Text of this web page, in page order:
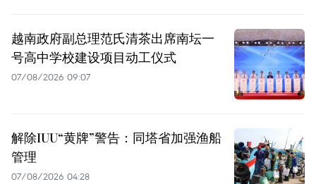
越南政府副总理范氏清茶出席南坛一
号高中学校建设项目动工仪式
07/08/2026 09:07
解除IUU“黄牌”警告：同塔省加强渔船
管理
07/08/2026 04:28